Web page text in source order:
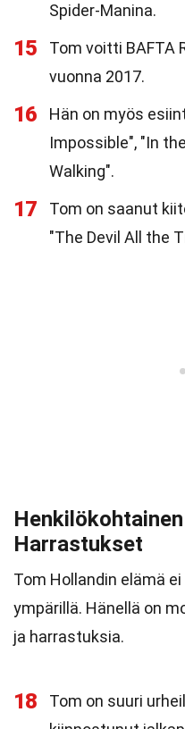
Spider-Manina.
15
Tom voitti BAFTA
vuonna 2017.
16
Hän on myös
Impossible", "In
Walking".
17
Tom on saanut
"The Devil All the
Harrastukset
Tom Hollandin elämä
ympärillä. Hänellä on
ja harrastuksia.
18
Tom on suuri